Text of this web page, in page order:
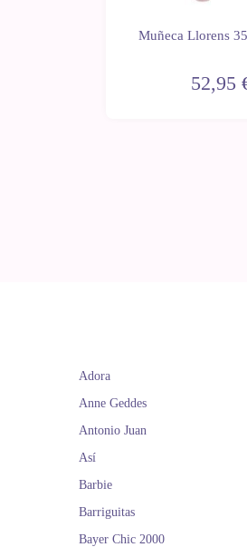
Muñeca Llorens
52,95
Adora
Anne Geddes
Antonio Juan
Así
Barbie
Barriguitas
Bayer Chic 2000